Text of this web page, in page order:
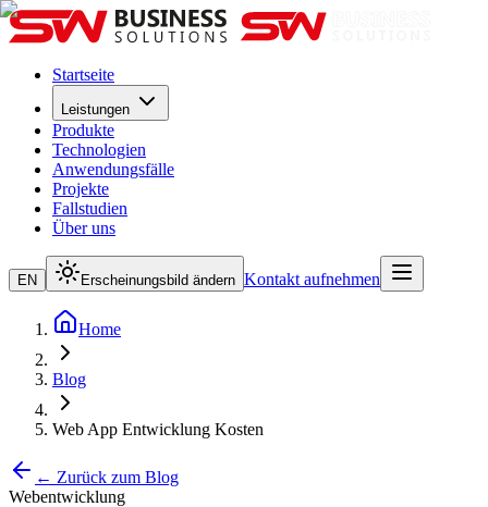
Startseite
Leistungen
Produkte
Technologien
Anwendungsfälle
Projekte
Fallstudien
Über uns
EN Erscheinungsbild ändern Kontakt aufnehmen
Home
Blog
Web App Entwicklung Kosten
← Zurück zum Blog
Webentwicklung